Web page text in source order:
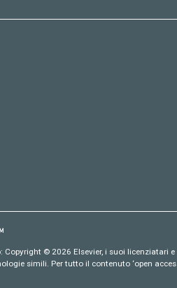
© 2026 Elsevier, i suoi
simili. Per tutto il contenuto ‘open